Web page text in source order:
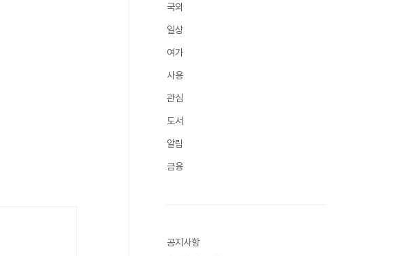
국외
일상
여가
사용
관심
도서
알림
금융
공지사항